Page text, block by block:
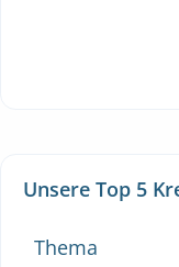
Unsere Top 5
Thema